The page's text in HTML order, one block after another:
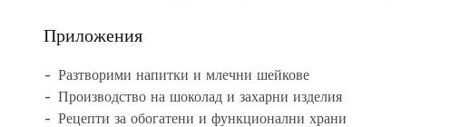
Приложения
Разтворими напитки и млечни шейкове
Производство на шоколад и захарни изделия
Рецепти за обогатени и функционални храни